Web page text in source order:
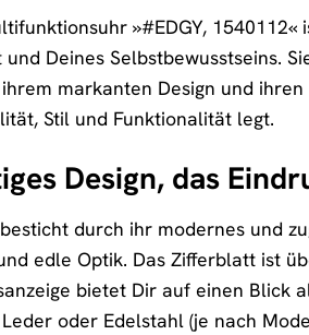
»#EDGY,
und Deines Selbstbewusstseins.
markanten Design und
Stil und Funktionalität legt.
Design, das
besticht durch ihr modernes und
edle Optik. Das Zifferblatt ist
bietet Dir auf einen Blick
oder Edelstahl (je nach